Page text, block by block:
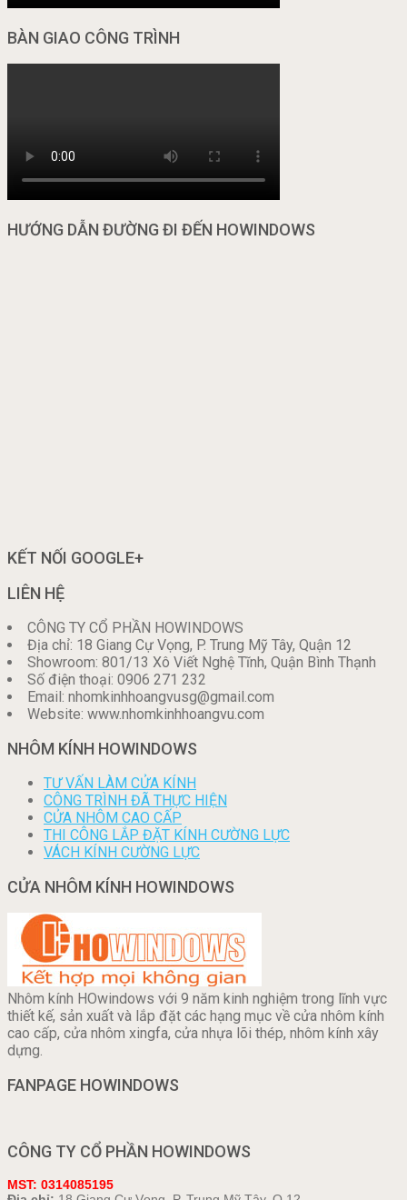
BÀN GIAO CÔNG TRÌNH
HƯỚNG DẪN ĐƯỜNG ĐI ĐẾN HOWINDOWS
KẾT NỐI GOOGLE+
LIÊN HỆ
CÔNG TY CỔ PHẦN HOWINDOWS
Địa chỉ: 18 Giang Cự Vọng, P. Trung Mỹ Tây, Quận 12
Showroom: 801/13 Xô Viết Nghệ Tĩnh, Quận Bình Thạnh
Số điện thoại: 0906 271 232
Email: nhomkinhhoangvusg@gmail.com
Website: www.nhomkinhhoangvu.com
NHÔM KÍNH HOWINDOWS
TƯ VẤN LÀM CỬA KÍNH
CÔNG TRÌNH ĐÃ THỰC HIỆN
CỬA NHÔM CAO CẤP
THI CÔNG LẮP ĐẶT KÍNH CƯỜNG LỰC
VÁCH KÍNH CƯỜNG LỰC
CỬA NHÔM KÍNH HOWINDOWS
Nhôm kính HOwindows với 9 năm kinh nghiệm trong lĩnh vực
thiết kế, sản xuất và lắp đặt các hạng mục về cửa nhôm kính
cao cấp, cửa nhôm xingfa, cửa nhựa lõi thép, nhôm kính xây
dựng.
FANPAGE HOWINDOWS
CÔNG TY CỔ PHẦN HOWINDOWS
MST: 0314085195